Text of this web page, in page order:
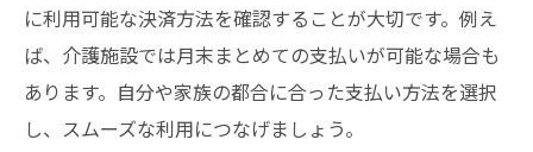
に利用可能な決済方法を確認することが大切です。例え
ば、介護施設では月末まとめての支払いが可能な場合も
あります。自分や家族の都合に合った支払い方法を選択
し、スムーズな利用につなげましょう。